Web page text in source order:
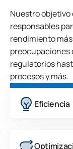
Nuestro
responsables
rendimiento
preocupaciones
regulatorios
procesos y más.
Eficiencia
fuentes de